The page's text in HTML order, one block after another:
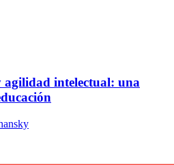
agilidad intelectual: una